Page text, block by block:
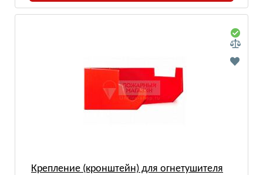
Крепление (кронштейн) для огнетушителя